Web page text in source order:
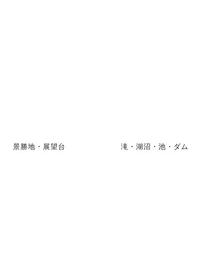
景勝地・展望台 滝・湖沼・池・ダム